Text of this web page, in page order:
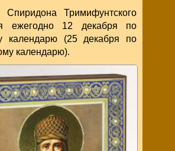
Спиридона Тримифунтского
ежегодно 12 декабря по
календарю (25 декабря по
календарю).